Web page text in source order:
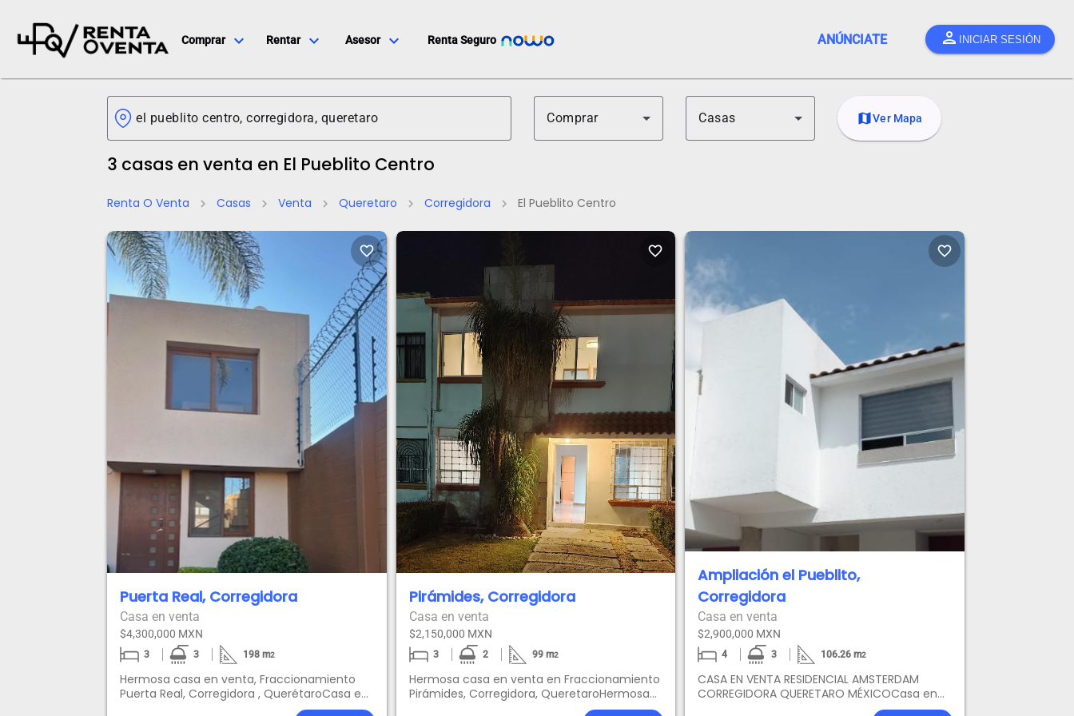
Comprar expand_more Rentar expand_more Asesor expand_more Renta Seguro ANÚNCIATE person INICIAR SESIÓN
Comprar Casas mapVer Mapa
3 casas en venta en El Pueblito Centro
Renta O Venta chevron_right Casas chevron_right Venta chevron_right Queretaro chevron_right Corregidora chevron_right El Pueblito Centro
favorite_border
Puerta Real, Corregidora
Casa en venta
$4,300,000 MXN
3 3 198m2
Hermosa casa en venta, Fraccionamiento
Puerta Real, Corregidora , QuerétaroCasa en
condominio en venta en Querétaro, ubicada
favorite_border
Pirámides, Corregidora
Casa en venta
$2,150,000 MXN
3 2 99 m2
Hermosa casa en venta en Fraccionamiento
Pirámides, Corregidora, QueretaroHermosa
casa en dos niveles, la cual cuenta con :.En
favorite_border
Ampliación el Pueblito,
Corregidora
Casa en venta
$2,900,000 MXN
4 3 106.26m2
CASA EN VENTA RESIDENCIAL AMSTERDAM
CORREGIDORA QUERETARO MÉXICOCasa en
venta Residencial Amsterdam Corregidora